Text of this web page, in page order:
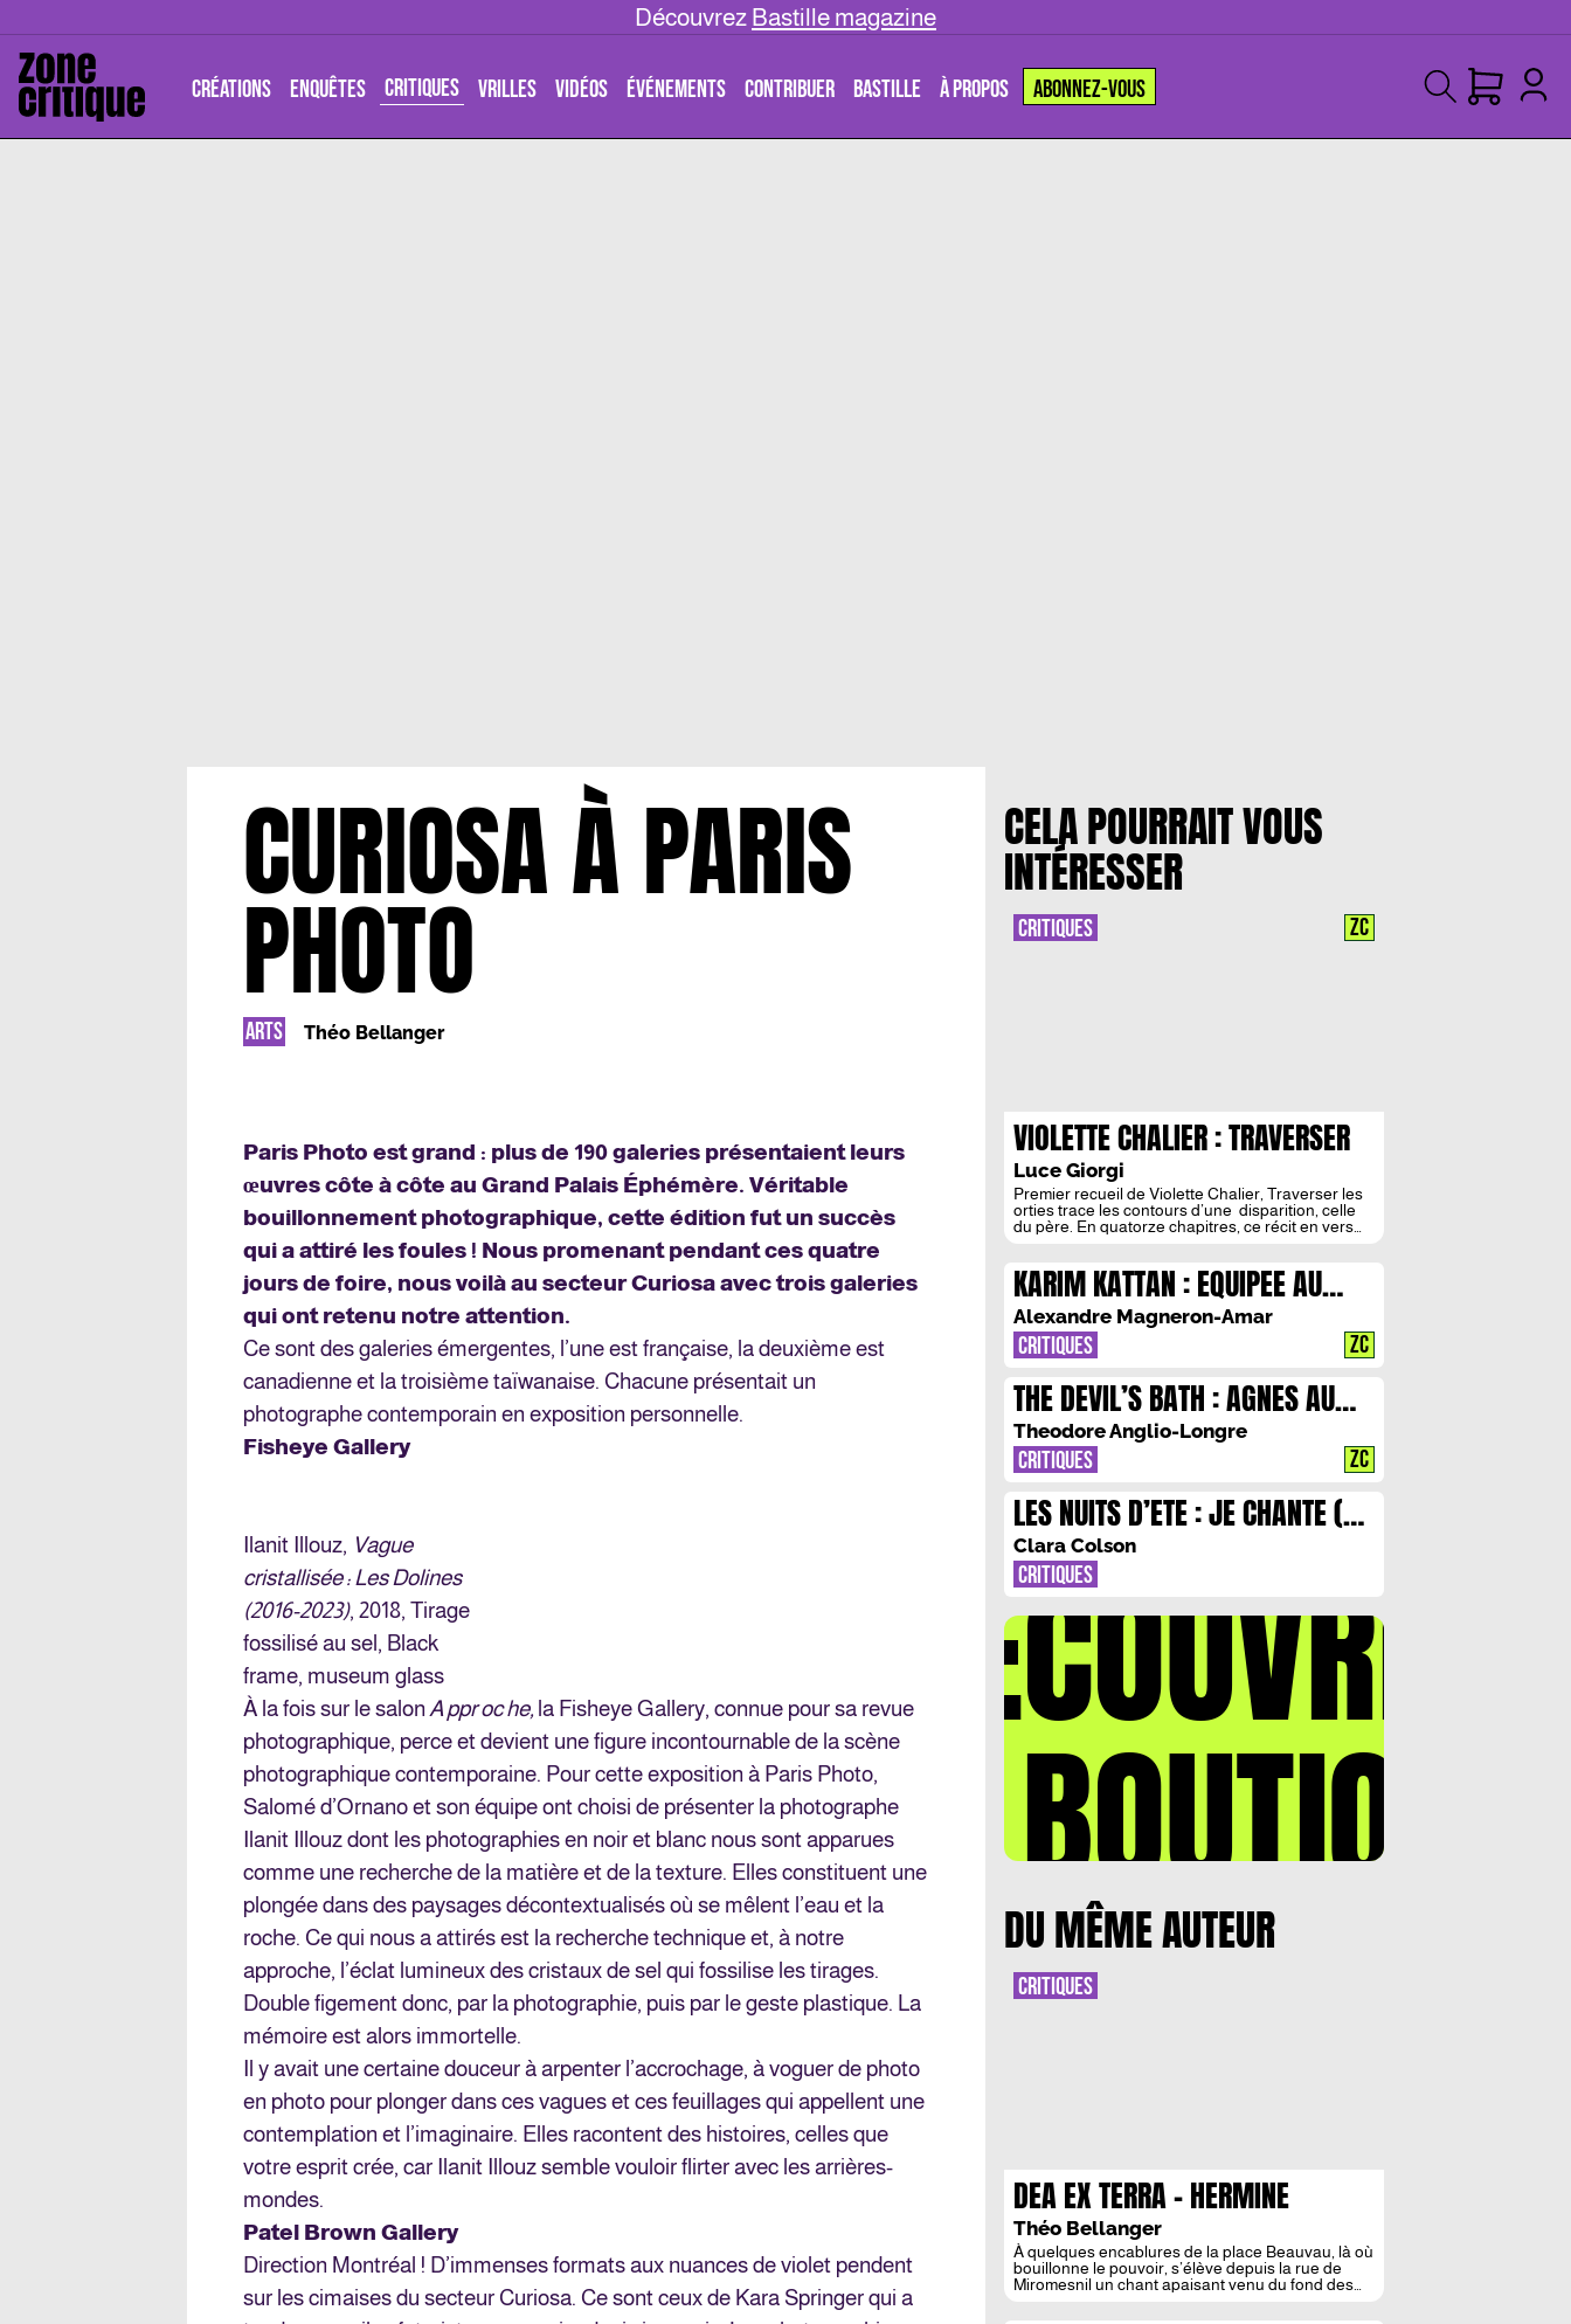
Découvrez Bastille magazine
CRÉATIONS ENQUÊTES CRITIQUES VRILLES VIDÉOS ÉVÉNEMENTS CONTRIBUER BASTILLE À PROPOS ABONNEZ-VOUS
CURIOSA À PARIS
PHOTO
ARTS Théo Bellanger
Paris Photo est grand : plus de 190 galeries présentaient leurs
œuvres côte à côte au Grand Palais Éphémère. Véritable
bouillonnement photographique, cette édition fut un succès
qui a attiré les foules ! Nous promenant pendant ces quatre
jours de foire, nous voilà au secteur Curiosa avec trois galeries
qui ont retenu notre attention.
Ce sont des galeries émergentes, l’une est française, la deuxième est
canadienne et la troisième taïwanaise. Chacune présentait un
photographe contemporain en exposition personnelle.
Fisheye Gallery
Ilanit Illouz, Vague
cristallisée : Les Dolines
(2016-2023), 2018, Tirage
fossilisé au sel, Black
frame, museum glass
À la fois sur le salon A ppr oc he, la Fisheye Gallery, connue pour sa revue
photographique, perce et devient une figure incontournable de la scène
photographique contemporaine. Pour cette exposition à Paris Photo,
Salomé d’Ornano et son équipe ont choisi de présenter la photographe
Ilanit Illouz dont les photographies en noir et blanc nous sont apparues
comme une recherche de la matière et de la texture. Elles constituent une
plongée dans des paysages décontextualisés où se mêlent l’eau et la
roche. Ce qui nous a attirés est la recherche technique et, à notre
approche, l’éclat lumineux des cristaux de sel qui fossilise les tirages.
Double figement donc, par la photographie, puis par le geste plastique. La
mémoire est alors immortelle.
Il y avait une certaine douceur à arpenter l’accrochage, à voguer de photo
en photo pour plonger dans ces vagues et ces feuillages qui appellent une
contemplation et l’imaginaire. Elles racontent des histoires, celles que
votre esprit crée, car Ilanit Illouz semble vouloir flirter avec les arrières-
mondes.
Patel Brown Gallery
Direction Montréal ! D’immenses formats aux nuances de violet pendent
sur les cimaises du secteur Curiosa. Ce sont ceux de Kara Springer qui a
CELA POURRAIT VOUS
INTÉRESSER
VIOLETTE CHALIER : TRAVERSER
LE DEUIL
Luce Giorgi
Premier recueil de Violette Chalier, Traverser les
orties trace les contours d’une disparition, celle
du père. En quatorze chapitres, ce récit en vers
relation filiale se redéfinit comme une nouvelle
rencontre : entre le père alité et la fille […]
CRITIQUES ZC
KARIM KATTAN : EQUIPEE AU
PAYS DU MYTHE
Alexandre Magneron-Amar
CRITIQUES ZC
THE DEVIL’S BATH : AGNES AU
PAYS DES SONGES
Theodore Anglio-Longre
CRITIQUES ZC
LES NUITS D’ETE : JE CHANTE (ET
DANSE) MA ROMANCE
Clara Colson
CRITIQUES
DÉCOUVREZ
LA BOUTIQUE
DU MÊME AUTEUR
DEA EX TERRA – HERMINE
BOURDIN A LA GALERIE JULIE
CAREDDA
Théo Bellanger
À quelques encablures de la place Beauvau, là où
bouillonne le pouvoir, s’élève depuis la rue de
Miromesnil un chant apaisant venu du fond des
CRITIQUES